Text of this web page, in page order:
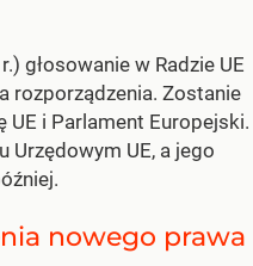
głosowanie w Radzie UE
rozporządzenia. Zostanie
UE i Parlament Europejski.
Urzędowym UE, a jego
nowego prawa